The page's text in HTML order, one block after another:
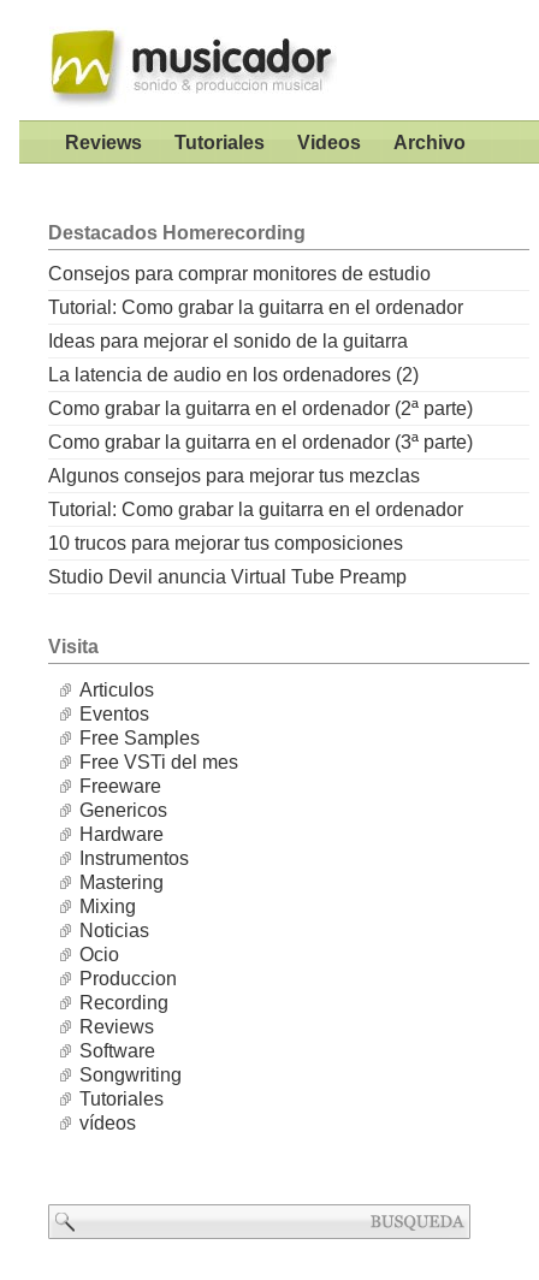
Reviews Tutoriales Videos Archivo
Destacados Homerecording
Consejos para comprar monitores de estudio
Tutorial: Como grabar la guitarra en el ordenador
Ideas para mejorar el sonido de la guitarra
La latencia de audio en los ordenadores (2)
Como grabar la guitarra en el ordenador (2ª parte)
Como grabar la guitarra en el ordenador (3ª parte)
Algunos consejos para mejorar tus mezclas
Tutorial: Como grabar la guitarra en el ordenador
10 trucos para mejorar tus composiciones
Studio Devil anuncia Virtual Tube Preamp
Visita
Articulos
Eventos
Free Samples
Free VSTi del mes
Freeware
Genericos
Hardware
Instrumentos
Mastering
Mixing
Noticias
Ocio
Produccion
Recording
Reviews
Software
Songwriting
Tutoriales
vídeos